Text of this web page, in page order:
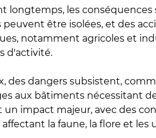
longtemps, les
être isolées, et des
notamment agricoles et
d'activité.
des dangers subsistent,
aux bâtiments nécessitant
un impact majeur, avec des
la faune, la flore et les